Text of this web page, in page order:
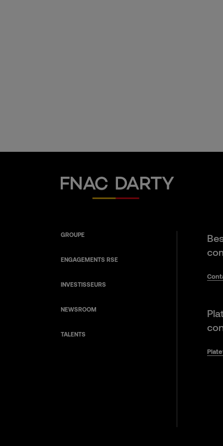
Fnac Darty
GROUPE
ENGAGEMENTS RSE
INVESTISSEURS
NEWSROOM
TALENTS